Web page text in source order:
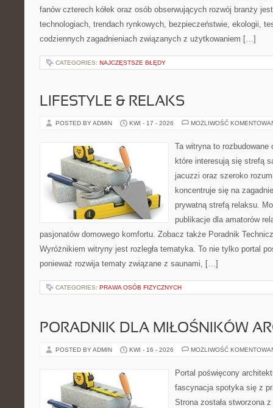
fanów czterech kółek oraz osób obserwujących rozwój branży
technologiach, trendach rynkowych, bezpieczeństwie, ekologii,
codziennych zagadnieniach związanych z użytkowaniem […]
CATEGORIES: NAJCZĘSTSZE BŁĘDY
LIFESTYLE & RELAKS
POSTED BY ADMIN KWI - 17 - 2026 MOŻLIWOŚĆ
Ta witryna to
które interesują się strefą
jacuzzi oraz szeroko
koncentruje się na
prywatną strefą relaksu.
publikacje dla amatorów
pasjonatów domowego komfortu. Zobacz także Poradnik
Wyróżnikiem witryny jest rozległa tematyka. To nie tylko portal
ponieważ rozwija tematy związane z saunami, […]
CATEGORIES: PRAWA OSÓB FIZYCZNYCH
PORADNIK DLA MIŁOŚNIKÓW
POSTED BY ADMIN KWI - 16 - 2026 MOŻLIWOŚĆ
Portal poświęcony
fascynacja spotyka się z
Strona została stworzona